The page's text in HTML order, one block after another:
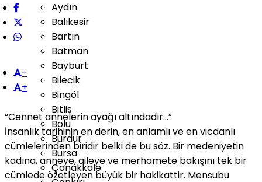
Aydın
Balıkesir
Bartın
Batman
Bayburt
Bilecik
Bingöl
Bitlis
Bolu
Burdur
Bursa
Çanakkale
-
+
“Cennet annelerin ayağı altındadır…”
İnsanlık tarihinin en derin, en anlamlı ve en vicdanlı
cümlelerinden biridir belki de bu söz. Bir medeniyetin
kadına, anneye, aileye ve merhamete bakışını tek bir
cümlede özetleyen büyük bir hakikattir. Mensubu